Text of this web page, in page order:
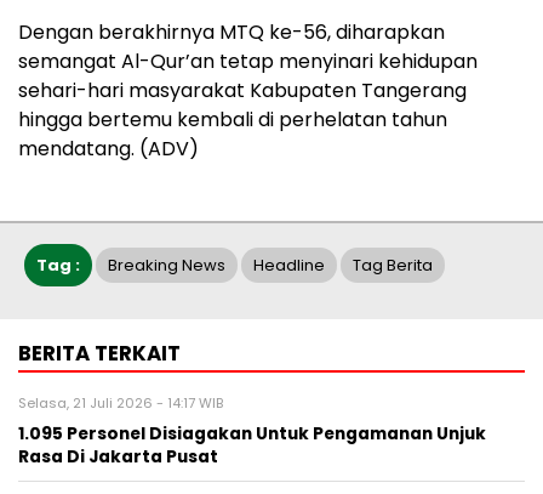
Dengan berakhirnya MTQ ke-56, diharapkan
semangat Al-Qur’an tetap menyinari kehidupan
sehari-hari masyarakat Kabupaten Tangerang
hingga bertemu kembali di perhelatan tahun
mendatang. (ADV)
Tag : Breaking News Headline Tag Berita
BERITA TERKAIT
Selasa, 21 Juli 2026 - 14:17 WIB
1.095 Personel Disiagakan Untuk Pengamanan Unjuk
Rasa Di Jakarta Pusat